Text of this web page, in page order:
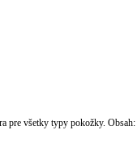
pre všetky typy pokožky. Obsah: